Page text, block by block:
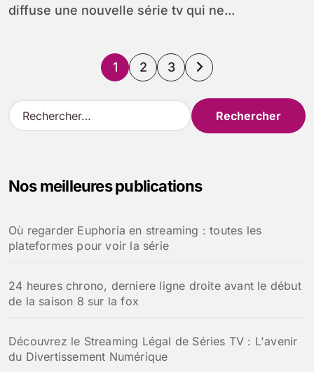
diffuse une nouvelle série tv qui ne...
Pagination
des
publications
1 2 3
R
e
r
e
r
Nos meilleures publications
Où regarder Euphoria en streaming : toutes les
plateformes pour voir la série
24 heures chrono, derniere ligne droite avant le début
de la saison 8 sur la fox
Découvrez le Streaming Légal de Séries TV : L'avenir
du Divertissement Numérique